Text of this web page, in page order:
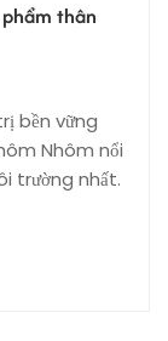
thân
bền vững
Nhôm nổi
trường nhất.
vì bạn
giảm
thuộc vào